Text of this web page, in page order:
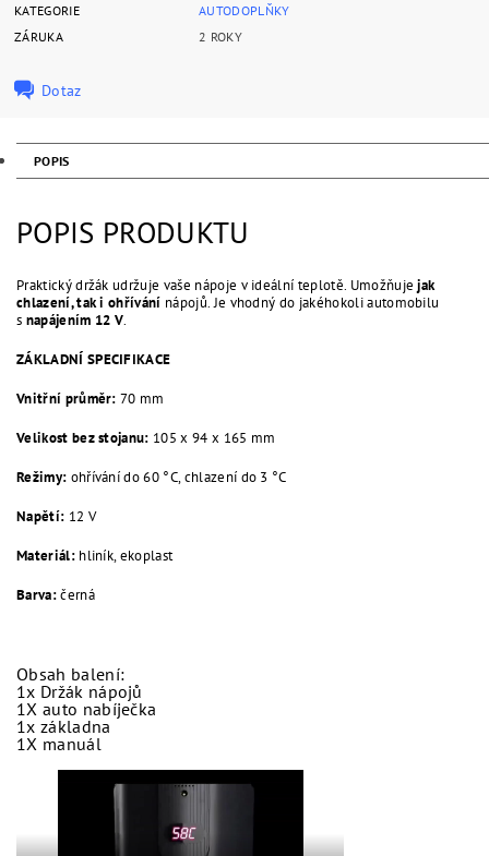
KATEGORIE
AUTODOPLŇKY
ZÁRUKA
2 ROKY
Dotaz
POPIS
POPIS PRODUKTU
Praktický držák udržuje vaše nápoje v ideální teplotě. Umožňujejak
chlazení, tak i ohřívání nápojů. Je vhodný do jakéhokoli automobilu
s napájením 12 V.
ZÁKLADNÍ SPECIFIKACE
Vnitřní průměr: 70 mm
Velikost bez stojanu: 105 x 94 x 165 mm
Režimy: ohřívání do 60 °C, chlazení do 3 °C
Napětí: 12 V
Materiál:hliník, ekoplast
Barva:černá
Obsah balení:
1x Držák nápojů
1X auto nabíječka
1x základna
1X manuál